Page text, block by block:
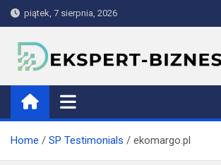
Skip
to
content
piątek, 7 sierpnia, 2026
ekspert-biznesowy.pl
Home SP Testimonials ekomargo.pl